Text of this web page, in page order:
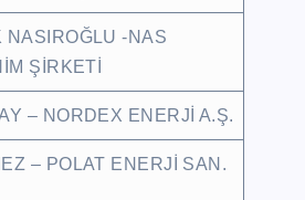
NASIROĞLU -NAS
ŞİRKETİ
– NORDEX ENERJİ A.Ş.
– POLAT ENERJİ SAN.